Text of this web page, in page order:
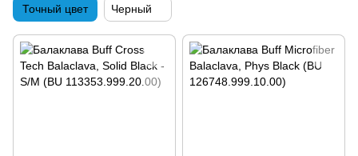
Точный цвет Черный